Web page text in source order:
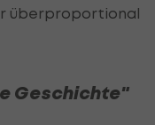
überproportional
Geschichte"